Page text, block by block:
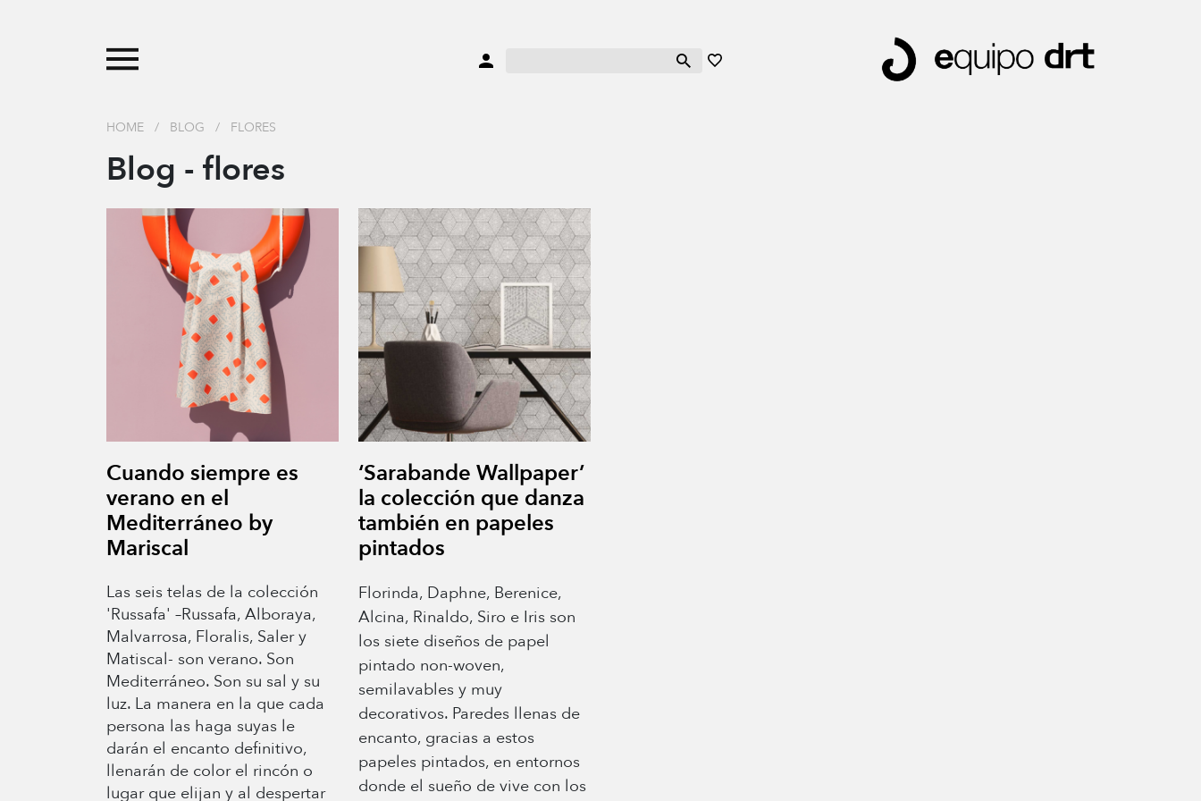
HOME / BLOG / FLORES
Blog - flores
Cuando siempre es
verano en el
Mediterráneo by
Mariscal
Las seis telas de la colección
'Russafa' –Russafa, Alboraya,
Malvarrosa, Floralis, Saler y
Matiscal- son verano. Son
Mediterráneo. Son su sal y su
luz. La manera en la que cada
persona las haga suyas le
darán el encanto definitivo,
llenarán de color el rincón o
lugar que elijan y al despertar
‘Sarabande Wallpaper’
la colección que danza
también en papeles
pintados
Florinda, Daphne, Berenice,
Alcina, Rinaldo, Siro e Iris son
los siete diseños de papel
pintado non-woven,
semilavables y muy
decorativos. Paredes llenas de
encanto, gracias a estos
papeles pintados, en entornos
donde el sueño de vive con los